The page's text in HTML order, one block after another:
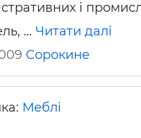
і
… Читати далі
Сорокине
Меблі